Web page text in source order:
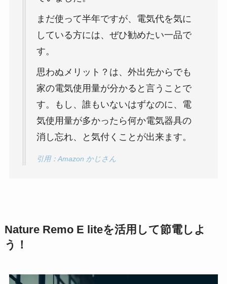
まだ使って半年ですが、電気代を気に
している方には、ぜひ勧めたい一品で
す。
思わぬメリット？は、外出先からでも
家の電気使用量が分かると言うことで
す。もし、誰もいないはずなのに、電
気使用量が多かったら何か電気器具の
消し忘れ、と気付くことが出来ます。
引用：Amazon かじさん
Nature Remo E liteを活用して節電しよ
う！